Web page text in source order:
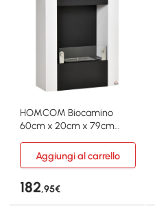
HOMCOM Biocamino
60cm x 20cm x 79cm
Aggiungi al carrello
182,95€